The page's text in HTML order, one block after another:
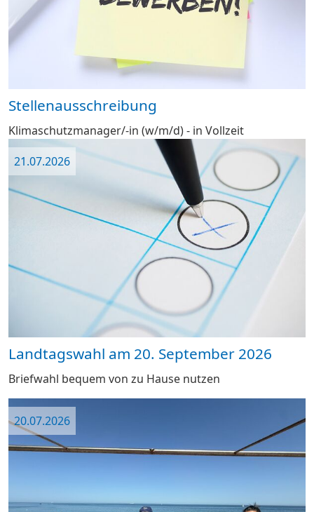
Stellenausschreibung
Klimaschutzmanager/-in (w/m/d) - in Vollzeit
Landtagswahl am 20. September 2026
Briefwahl bequem von zu Hause nutzen
21.07.2026
20.07.2026